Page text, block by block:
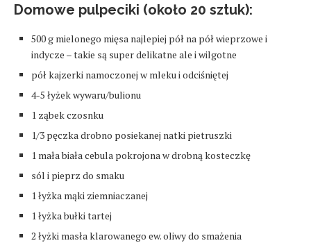
Domowe pulpeciki (około 20 sztuk):
500 g mielonego mięsa najlepiej pół na pół wieprzowe i
indycze – takie są super delikatne ale i wilgotne
pół kajzerki namoczonej w mleku i odciśniętej
4-5 łyżek wywaru/bulionu
1 ząbek czosnku
1/3 pęczka drobno posiekanej natki pietruszki
1 mała biała cebula pokrojona w drobną kosteczkę
sól i pieprz do smaku
1 łyżka mąki ziemniaczanej
1 łyżka bułki tartej
2 łyżki masła klarowanego ew. oliwy do smażenia